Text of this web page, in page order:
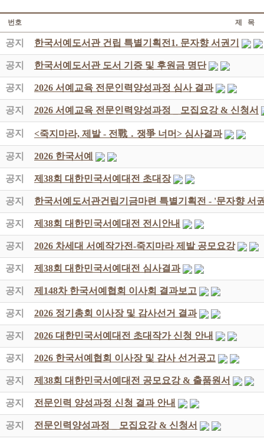
번호 제 목
공지 한국서예도서관 건립 특별기획전1. 문자향 서권기
공지 한국서예도서관 도서 기증 및 후원금 명단
공지 2026 서예교육 전문인력양성과정 심사 결과
공지 2026 서예교육 전문인력양성과정 _ 모집요강 & 신청서
공지 <죽지마라, 제발 - 전戰 ․ 쟁爭 너머> 심사결과
공지 2026 한국서예
공지 제38회 대한민국서예대전 초대장
공지 한국서예도서관건립기금마련 특별기획전 - '문자향 서
공지 제38회 대한민국서예대전 전시안내
공지 2026 차세대 서예작가전-죽지마라 제발 공모요강
공지 제38회 대한민국서예대전 심사결과
공지 제148차 한국서예협회 이사회 결과보고
공지 2026 정기총회 이사장 및 감사선거 결과
공지 2026 대한민국서예대전 초대작가 신청 안내
공지 2026 한국서예협회 이사장 및 감사 선거공고
공지 제38회 대한민국서예대전 공모요강 & 출품원서
공지 전문인력 양성과정 신청 결과 안내
공지 전문인력양성과정 _ 모집요강 & 신청서